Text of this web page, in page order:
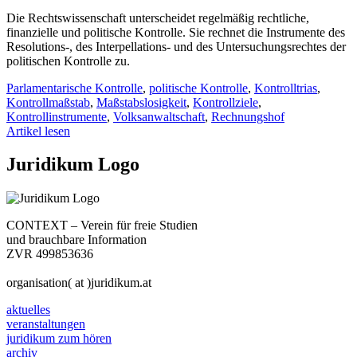
Die Rechtswissenschaft unterscheidet regelmäßig rechtliche,
finanzielle und politische Kontrolle. Sie rechnet die Instrumente des
Resolutions-, des Interpellations- und des Untersuchungsrechtes der
politischen Kontrolle zu.
Parlamentarische Kontrolle, politische Kontrolle, Kontrolltrias,
Kontrollmaßstab, Maßstabslosigkeit, Kontrollziele,
Kontrollinstrumente, Volksanwaltschaft, Rechnungshof
Artikel lesen
Juridikum Logo
CONTEXT – Verein für freie Studien
und brauchbare Information
ZVR 499853636
organisation( at )juridikum.at
aktuelles
veranstaltungen
juridikum zum hören
archiv